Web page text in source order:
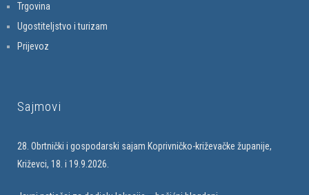
Trgovina
Ugostiteljstvo i turizam
Prijevoz
Sajmovi
28. Obrtnički i gospodarski sajam Koprivničko-križevačke županije,
Križevci, 18. i 19.9.2026.